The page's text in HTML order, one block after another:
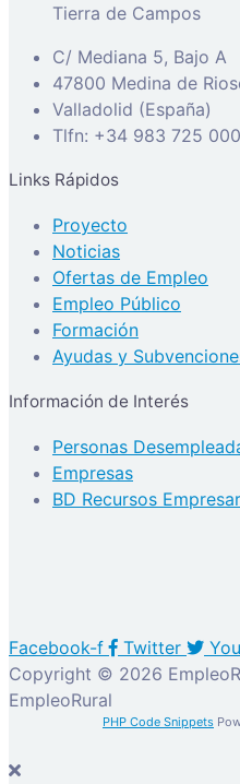
Tierra de Campos
C/ Mediana 5, Bajo A
47800 Medina de
Valladolid (España)
Tlfn: +34 983 725 000
Links Rápidos
Proyecto
Noticias
Ofertas de Empleo
Empleo Público
Formación
Ayudas y
Información de Interés
Personas
Empresas
BD Recursos
Facebook-f Twitter
Copyright © 2026
EmpleoRural
PHP Code Snippets